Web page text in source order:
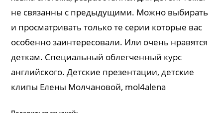
не связанны с предыдущими. Можно выбирать
и просматривать только те серии которые вас
особенно заинтересовали. Или очень нравятся
деткам. Специальный облегченный курс
английского. Детские презентации, детские
клипы Елены Молчановой, mol4alena